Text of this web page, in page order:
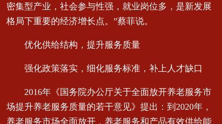
密集型产业，社会参与性强，就业岗位多，是新发展
格局下重要的经济增长点。”蔡菲说。
优化供给结构，提升服务质量
强化政策落实，细化服务标准，补上人才缺口
2016年《国务院办公厅关于全面放开养老服务市
场提升养老服务质量的若干意见》提出：到2020年，
养老服务市场全面放开，养老服务和产品有效供给能